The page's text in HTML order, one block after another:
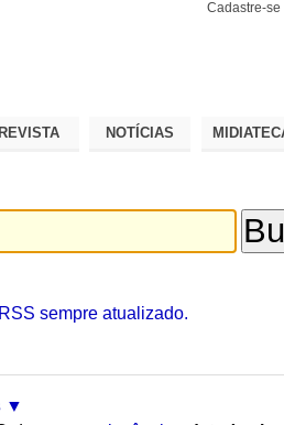
Cadastre-se
REVISTA NOTÍCIAS
sempre atualizado.